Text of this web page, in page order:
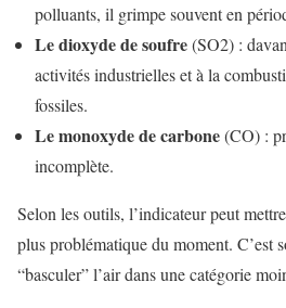
polluants, il grimpe souvent en
Le dioxyde de soufre(SO2) :
activités industrielles et à la
fossiles.
Le monoxyde de carbone(CO) :
incomplète.
Selon les outils, l’indicateur peut
plus problématique du moment. C’est
“basculer” l’air dans une catégorie